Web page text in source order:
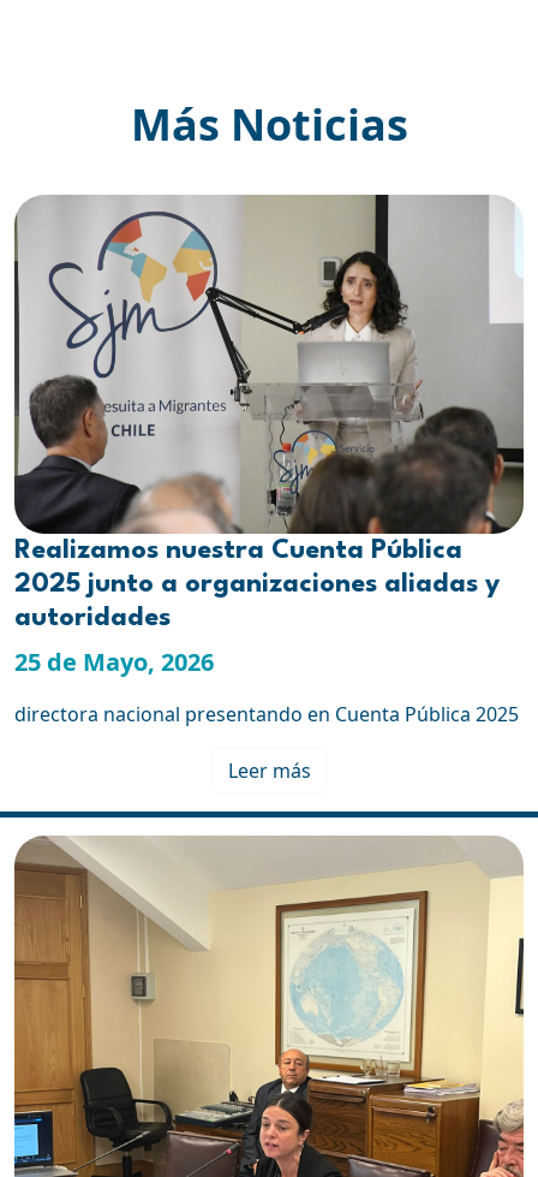
Más Noticias
Realizamos nuestra Cuenta Pública
2025 junto a organizaciones aliadas y
autoridades
25 de Mayo, 2026
directora nacional presentando en Cuenta Pública 2025
Leer más